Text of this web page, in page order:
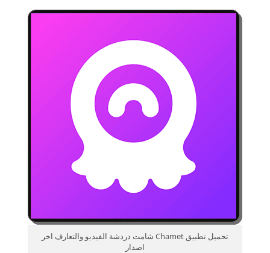
تحميل تطبيق Chamet شامت دردشة الفيديو والتعارف اخر
اصدار